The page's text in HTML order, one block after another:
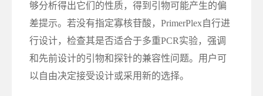
够分析得出它们的性质，得到引物可能产生的偏
差提示。若没有指定寡核苷酸，PrimerPlex自行进
行设计，检查其是否适合于多重PCR实验，强调
和先前设计的引物和探针的兼容性问题。用户可
以自由决定接受设计或采用新的选择。